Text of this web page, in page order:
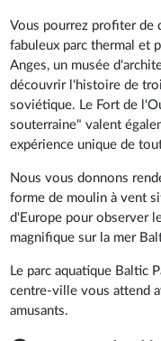
Vous pourrez profiter de
fabuleux parc thermal et
Anges, un musée
découvrir l'histoire de
soviétique. Le Fort de
souterraine" valent
expérience unique de
Nous vous donnons
forme de moulin à vent
d'Europe pour observer
magnifique sur la mer
Le parc aquatique Baltic
centre-ville vous attend
amusants.